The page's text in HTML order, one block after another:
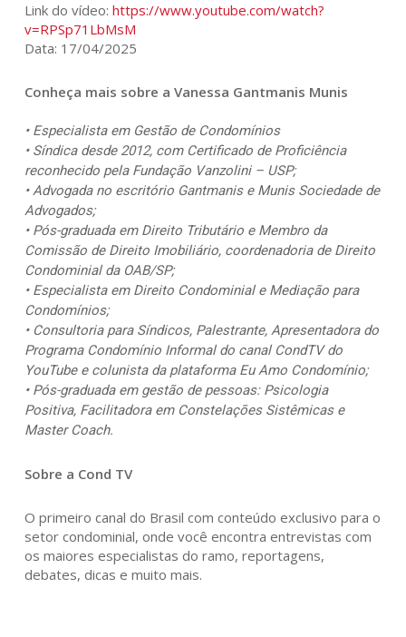
Link do vídeo: https://www.youtube.com/watch?
v=RPSp71LbMsM
Data: 17/04/2025
Conheça mais sobre a Vanessa Gantmanis Munis
• Especialista em Gestão de Condomínios
• Síndica desde 2012, com Certificado de Proficiência
reconhecido pela Fundação Vanzolini – USP;
• Advogada no escritório Gantmanis e Munis Sociedade de
Advogados;
• Pós-graduada em Direito Tributário e Membro da
Comissão de Direito Imobiliário, coordenadoria de Direito
Condominial da OAB/SP;
• Especialista em Direito Condominial e Mediação para
Condomínios;
• Consultoria para Síndicos, Palestrante, Apresentadora do
Programa Condomínio Informal do canal CondTV do
YouTube e colunista da plataforma Eu Amo Condomínio;
• Pós-graduada em gestão de pessoas: Psicologia
Positiva, Facilitadora em Constelações Sistêmicas e
Master Coach.
Sobre a Cond TV
O primeiro canal do Brasil com conteúdo exclusivo para o
setor condominial, onde você encontra entrevistas com
os maiores especialistas do ramo, reportagens,
debates, dicas e muito mais.